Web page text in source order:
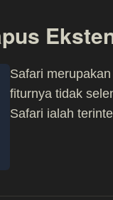
Safari
fiturnya tidak
Safari ialah